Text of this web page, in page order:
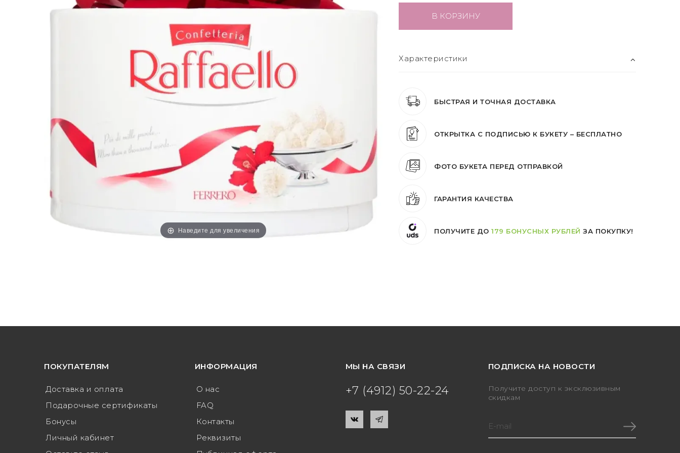
Наведите для увеличения
В КОРЗИНУ
Характеристики
БЫСТРАЯ И ТОЧНАЯ ДОСТАВКА
ОТКРЫТКА С ПОДПИСЬЮ К БУКЕТУ – БЕСПЛАТНО
ФОТО БУКЕТА ПЕРЕД ОТПРАВКОЙ
ГАРАНТИЯ КАЧЕСТВА
ПОЛУЧИТЕ ДО179 БОНУСНЫХ РУБЛЕЙ ЗА ПОКУПКУ!
ПОКУПАТЕЛЯМ
Доставка и оплата
Подарочные сертификаты
Бонусы
Личный кабинет
ИНФОРМАЦИЯ
О нас
FAQ
Контакты
Реквизиты
МЫ НА СВЯЗИ
+7 (4912) 50-22-24
ПОДПИСКА НА НОВОСТИ
Получите доступ к эксклюзивным
скидкам